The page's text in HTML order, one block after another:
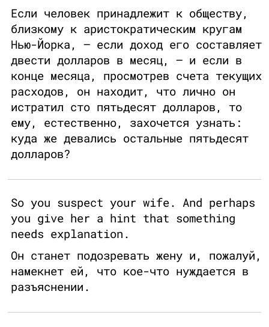
Если человек принадлежит к обществу,
близкому к аристократическим кругам
Нью-Йорка, — если доход его составляет
двести долларов в месяц, — и если в
конце месяца, просмотрев счета текущих
расходов, он находит, что лично он
истратил сто пятьдесят долларов, то
ему, естественно, захочется узнать:
куда же девались остальные пятьдесят
долларов?
So you suspect your wife. And perhaps
you give her a hint that something
needs explanation.
Он станет подозревать жену и, пожалуй,
намекнет ей, что кое-что нуждается в
разъяснении.